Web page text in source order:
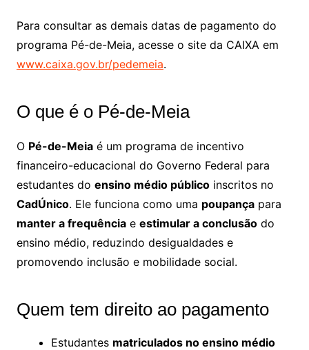
Para consultar as demais datas de pagamento do
programa Pé-de-Meia, acesse o site da CAIXA em
www.caixa.gov.br/pedemeia.
O que é o Pé-de-Meia
O Pé-de-Meiaé um programa de incentivo
financeiro-educacional do Governo Federal para
estudantes do ensino médio públicoinscritos no
CadÚnico. Ele funciona como uma poupançapara
manter a frequênciae estimular a conclusãodo
ensino médio, reduzindo desigualdades e
promovendo inclusão e mobilidade social.
Quem tem direito ao pagamento
Estudantes matriculados no ensino médio